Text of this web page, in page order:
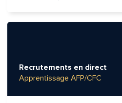
Recrutements en direct
Apprentissage AFP/CFC